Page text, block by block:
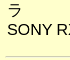
ラ
SONY